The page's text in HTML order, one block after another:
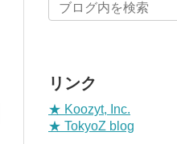
リンク
★ Koozyt, Inc.
★ TokyoZ blog